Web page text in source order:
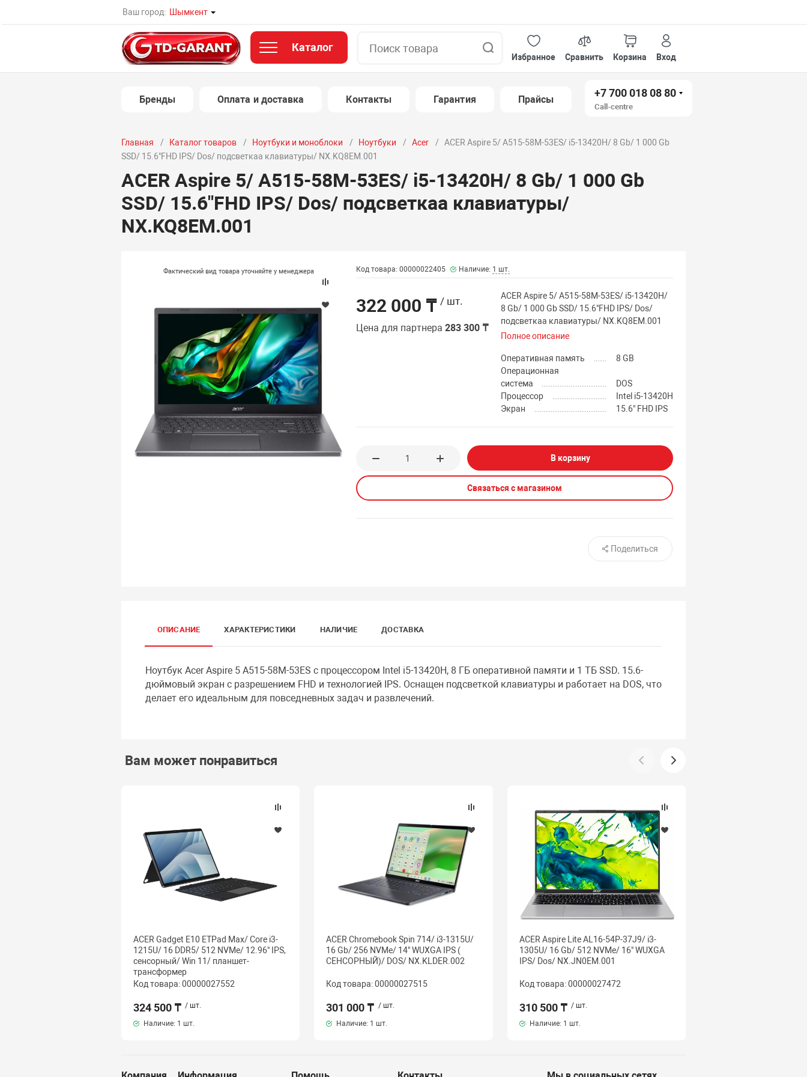
Ваш город: Шымкент
Каталог
Избранное
Сравнить Корзина Вход
Бренды Оплата и доставка Контакты Гарантия Прайсы
+7 700 018 08 80
Call-centre
Главная Каталог товаров Ноутбуки и моноблоки Ноутбуки Acer
ACER Aspire 5/ A515-58M-53ES/ i5-13420H/ 8 Gb/ 1 000 Gb
SSD/ 15.6"FHD IPS/ Dos/ подсветкаа клавиатуры/ NX.KQ8EM.001
ACER Aspire 5/ A515-58M-53ES/ i5-13420H/ 8 Gb/ 1 000 Gb
SSD/ 15.6"FHD IPS/ Dos/ подсветкаа клавиатуры/
NX.KQ8EM.001
Фактический вид товара уточняйте у менеджера Код товара: 00000022405 Наличие: 1 шт.
322 000 ₸ / шт.
Цена для партнера283 300 ₸
ACER Aspire 5/ A515-58M-53ES/ i5-13420H/
8 Gb/ 1 000 Gb SSD/ 15.6"FHD IPS/ Dos/
подсветкаа клавиатуры/ NX.KQ8EM.001
Полное описание
Оперативная память
8 GB
Операционная
система
DOS
Процессор
Intel i5-13420H
Экран
15.6" FHD IPS
В корзину
Связаться с магазином
Поделиться
ОПИСАНИЕ ХАРАКТЕРИСТИКИ НАЛИЧИЕ ДОСТАВКА
Ноутбук Acer Aspire 5 A515-58M-53ES с процессором Intel i5-13420H, 8 ГБ оперативной памяти и 1 ТБ SSD. 15.6-
дюймовый экран с разрешением FHD и технологией IPS. Оснащен подсветкой клавиатуры и работает на DOS, что
делает его идеальным для повседневных задач и развлечений.
Вам может понравиться
ACER Gadget E10 ETPad Max/ Core i3-
1215U/ 16 DDR5/ 512 NVMe/ 12.96" IPS,
сенсорный/ Win 11/ планшет-
трансформер
Код товара: 00000027552
324 500 ₸ / шт.
Наличие: 1 шт.
ACER Chromebook Spin 714/ i3-1315U/
16 Gb/ 256 NVMe/ 14" WUXGA IPS (
СЕНСОРНЫЙ)/ DOS/ NX.KLDER.002
Код товара: 00000027515
301 000 ₸ / шт.
Наличие: 1 шт.
ACER Aspire Lite AL16-54P-37J9/ i3-
1305U/ 16 Gb/ 512 NVMe/ 16" WUXGA
IPS/ Dos/ NX.JN0EM.001
Код товара: 00000027472
310 500 ₸ / шт.
Наличие: 1 шт.